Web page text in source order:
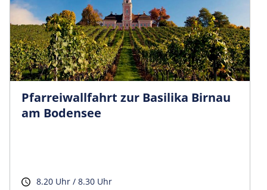
Pfarreiwallfahrt zur Basilika Birnau
am Bodensee
8.20 Uhr / 8.30 Uhr